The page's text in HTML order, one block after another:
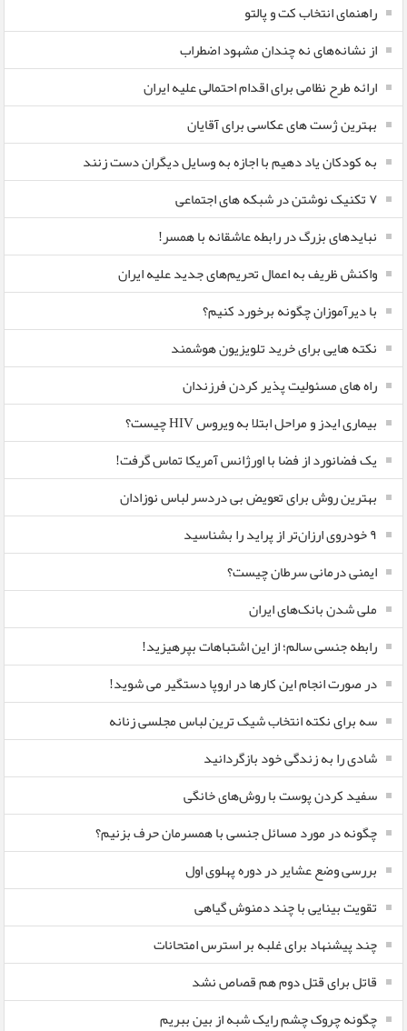
راهنمای انتخاب کت و پالتو
از نشانه‌های نه چندان مشهود اضطراب
ارائه طرح نظامی برای اقدام احتمالی علیه ایران
بهترین ژست های عکاسی برای آقایان
به کودکان یاد دهیم با اجازه به وسایل دیگران دست زنند
۷ تکنیک نوشتن در شبکه های اجتماعی
نبایدهای بزرگ در رابطه عاشقانه با همسر!
واکنش ظریف به اعمال تحریم‌های جدید علیه ایران
با دیرآموزان چگونه برخورد کنیم؟
نکته هایی برای خرید تلویزیون هوشمند
راه های مسئولیت پذیر کردن فرزندان
بیماری ایدز و مراحل ابتلا به ویروس HIV چیست؟
یک فضانورد از فضا با اورژانس آمریکا تماس گرفت!
بهترین روش برای تعویض بی دردسر لباس نوزادان
٩ خودروی ارزان‌تر از پراید را بشناسید
ایمنی درمانی سرطان چیست؟
ملی شدن بانک‌های ایران
رابطه جنسی سالم؛ از این اشتباهات بپرهیزید!
در صورت انجام این کارها در اروپا دستگیر می شوید!
سه برای نکته انتخاب شیک ترین لباس مجلسی زنانه
شادی را به زندگی خود بازگردانید
سفید کردن پوست با روش‌های خانگی
چگونه در مورد مسائل جنسی با همسرمان حرف بزنیم؟
بررسی وضع عشایر در دوره پهلوی اول
تقویت بینایی با چند دمنوش گیاهی
چند پیشنهاد برای غلبه بر استرس امتحانات
قاتل برای قتل دوم هم قصاص نشد
چگونه چروک چشم رایک شبه از بین ببریم